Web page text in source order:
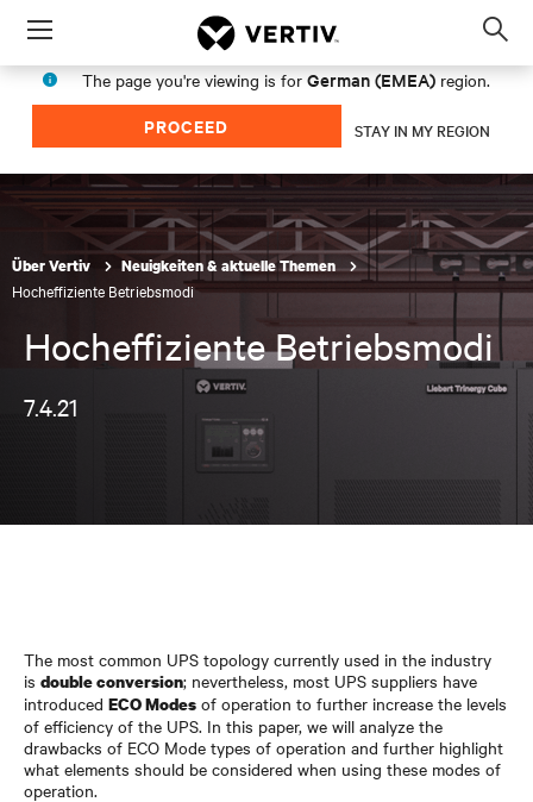
Menu
The page you're viewing is for German (EMEA) region.
PROCEED STAY IN MY REGION
Über Vertiv Neuigkeiten & aktuelle Themen
Hocheffiziente Betriebsmodi
Hocheffiziente Betriebsmodi
7.4.21
The most common UPS topology currently used in the industry
is double conversion; nevertheless, most UPS suppliers have
introduced ECO Modes of operation to further increase the levels
of efficiency of the UPS. In this paper, we will analyze the
drawbacks of ECO Mode types of operation and further highlight
what elements should be considered when using these modes of
operation.